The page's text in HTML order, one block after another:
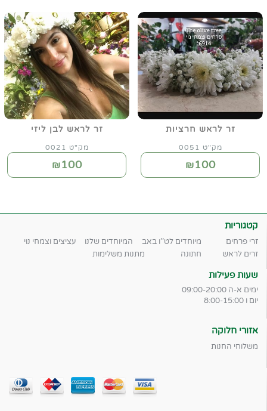
זר לראש חרציות
מק"ט 0051
₪100
זר לראש לבן ליזי
מק"ט 0021
₪100
קטגוריות
זרי פרחים מיוחדים לט''ו באב המיוחדים שלנו
עציצים וצמחי נוי
זרים לראש
חתונה מתנות משלימות
שעות פעילות
ימים א-ה 09:00-20:00
יום ו 8:00-15:00
אזורי חלוקה
משלוחי החנות